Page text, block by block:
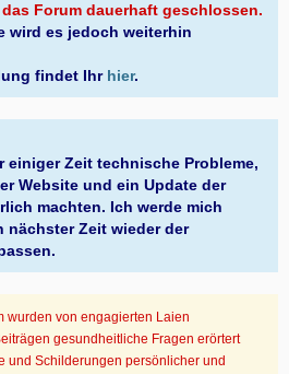
Forum dauerhaft geschlossen.
wird es jedoch weiterhin
findet Ihr hier.
einiger Zeit technische Probleme,
Website und ein Update der
machten. Ich werde mich
nächster Zeit wieder der
wurden von engagierten Laien
gesundheitliche Fragen erörtert
und Schilderungen persönlicher und